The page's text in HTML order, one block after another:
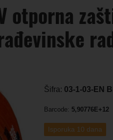
otporna
Šifra: 03-1-03-EN
Barcode: 5,90776E+12
Isporuka 10 dana